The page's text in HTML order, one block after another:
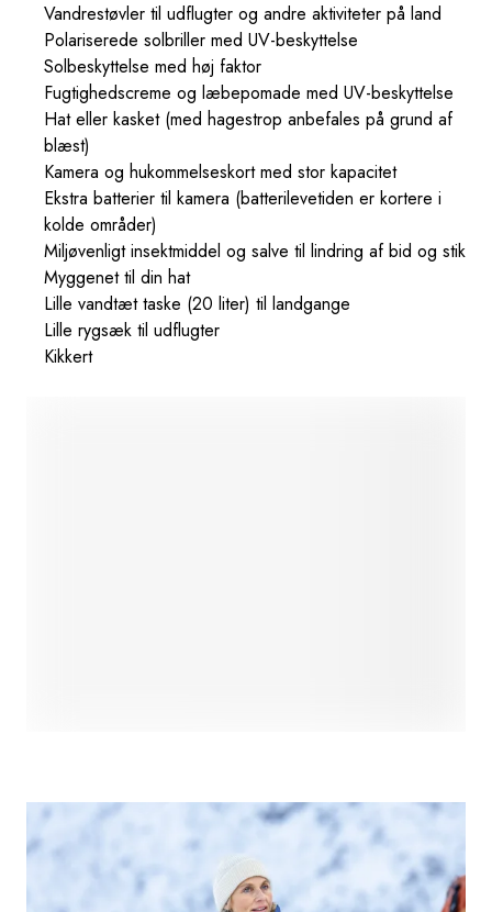
Vandrestøvler til udflugter og andre aktiviteter på land
Polariserede solbriller med UV-beskyttelse
Solbeskyttelse med høj faktor
Fugtighedscreme og læbepomade med UV-beskyttelse
Hat eller kasket (med hagestrop anbefales på grund af
blæst)
Kamera og hukommelseskort med stor kapacitet
Ekstra batterier til kamera (batterilevetiden er kortere i
kolde områder)
Miljøvenligt insektmiddel og salve til lindring af bid og stik
Myggenet til din hat
Lille vandtæt taske (20 liter) til landgange
Lille rygsæk til udflugter
Kikkert